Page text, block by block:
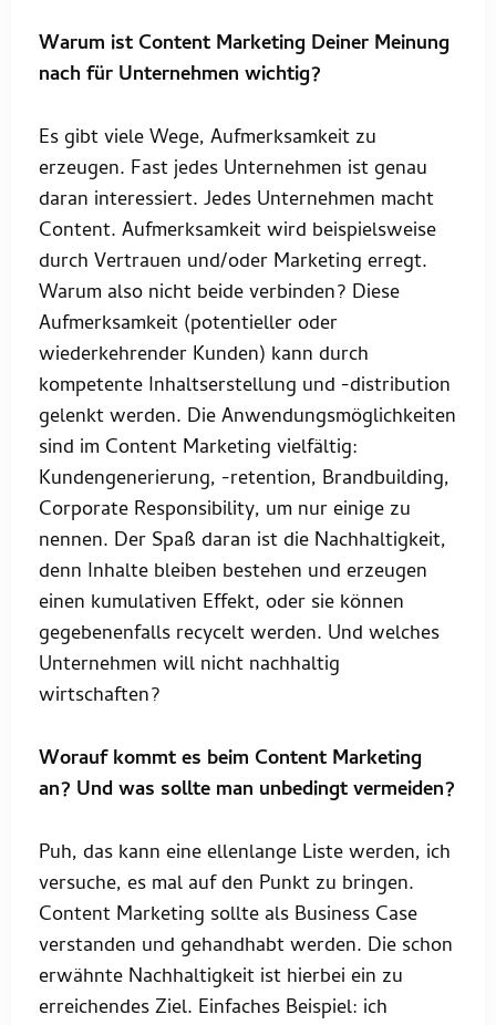
Warum ist Content Marketing Deiner Meinung
nach für Unternehmen wichtig?
Es gibt viele Wege, Aufmerksamkeit zu
erzeugen. Fast jedes Unternehmen ist genau
daran interessiert. Jedes Unternehmen macht
Content. Aufmerksamkeit wird beispielsweise
durch Vertrauen und/oder Marketing erregt.
Warum also nicht beide verbinden? Diese
Aufmerksamkeit (potentieller oder
wiederkehrender Kunden) kann durch
kompetente Inhaltserstellung und -distribution
gelenkt werden. Die Anwendungsmöglichkeiten
sind im Content Marketing vielfältig:
Kundengenerierung, -retention, Brandbuilding,
Corporate Responsibility, um nur einige zu
nennen. Der Spaß daran ist die Nachhaltigkeit,
denn Inhalte bleiben bestehen und erzeugen
einen kumulativen Effekt, oder sie können
gegebenenfalls recycelt werden. Und welches
Unternehmen will nicht nachhaltig
wirtschaften?
Worauf kommt es beim Content Marketing
an? Und was sollte man unbedingt vermeiden?
Puh, das kann eine ellenlange Liste werden, ich
versuche, es mal auf den Punkt zu bringen.
Content Marketing sollte als Business Case
verstanden und gehandhabt werden. Die schon
erwähnte Nachhaltigkeit ist hierbei ein zu
erreichendes Ziel. Einfaches Beispiel: ich